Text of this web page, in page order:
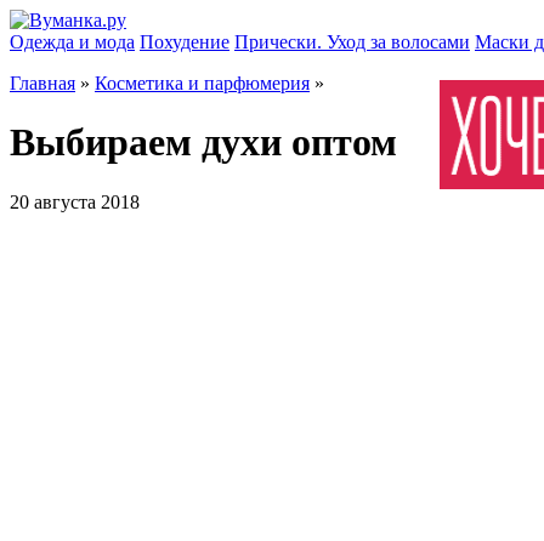
Одежда и мода Похудение Прически. Уход за волосами Маски
Главная » Косметика и парфюмерия »
Выбираем духи оптом
20 августа 2018